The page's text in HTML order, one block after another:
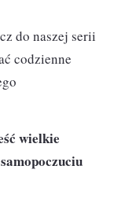
do naszej serii
codzienne
wielkie